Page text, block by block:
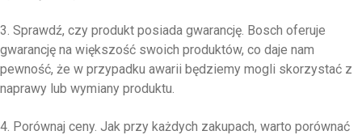
3. Sprawdź, czy produkt posiada gwarancję. Bosch oferuje
gwarancję na większość swoich produktów, co daje nam
pewność, że w przypadku awarii będziemy mogli skorzystać z
naprawy lub wymiany produktu.
4. Porównaj ceny. Jak przy każdych zakupach, warto porównać